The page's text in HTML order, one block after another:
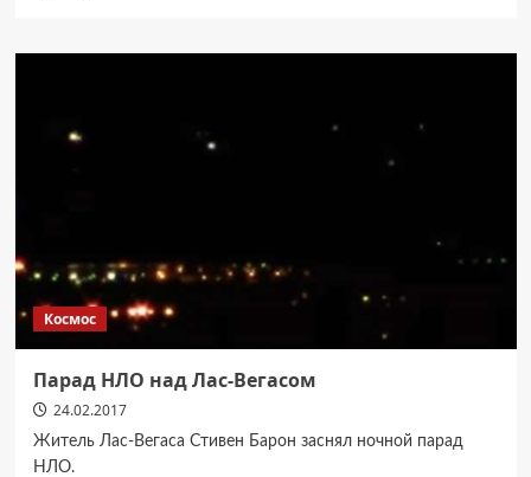
Космос
Парад НЛО над Лас-Вегасом
24.02.2017
Житель Лас-Вегаса Стивен Барон заснял ночной парад
НЛО.